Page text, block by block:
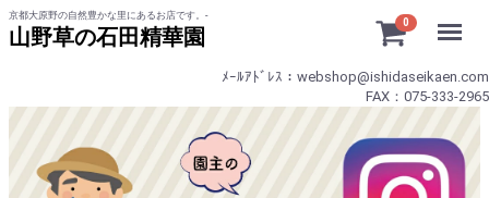
京都大原野の自然豊かな里にあるお店です。-
山野草の石田精華園
0
ﾒｰﾙｱﾄﾞﾚｽ：webshop@ishidaseikaen.com
FAX：075-333-2965